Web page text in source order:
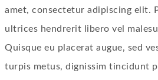
amet, consectetur adipiscing elit.
ultrices hendrerit libero vel
Quisque eu placerat augue, sed
turpis metus, dignissim tincidunt